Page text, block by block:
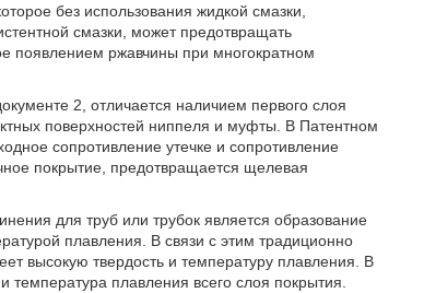
без использования жидкой смазки,
смазки, может предотвращать
появлением ржавчины при многократном
2, отличается наличием первого слоя
поверхностей ниппеля и муфты. В Патентном
сопротивление утечке и сопротивление
покрытие, предотвращается щелевая
для труб или трубок является образование
плавления. В связи с этим традиционно
высокую твердость и температуру плавления. В
температура плавления всего слоя покрытия.